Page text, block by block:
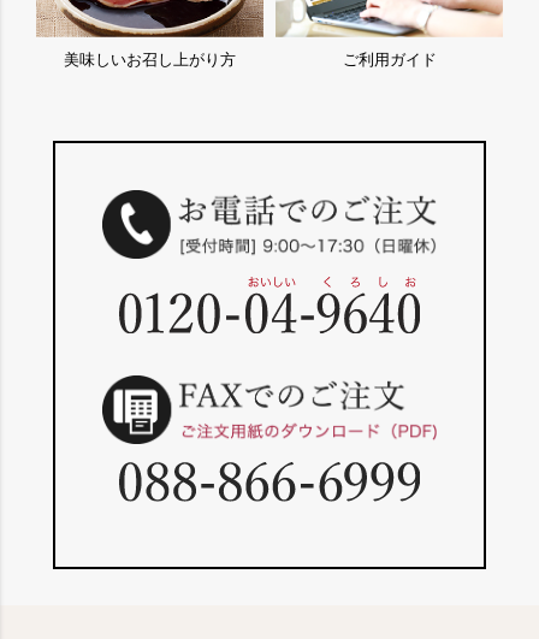
美味しいお召し上がり方 ご利用ガイド